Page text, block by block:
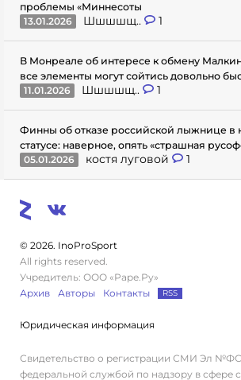
проблемы «Миннесоты
13.01.2026
Шшшшщ.. 1
В Монреале об интересе к обмену
все элементы могут сойтись довольно
11.01.2026
Шшшшщ.. 1
Финны об отказе российской лыжнице в
статусе: наверное, опять «страшная
05.01.2026
костя луговой 1
© 2026. InoProSport
All rights reserved.
Учредитель: ООО «Раре.Ру»
Архив
Авторы Контакты RSS
Юридическая информация
Свидетельство о регистрации СМИ Эл
федеральной службой по надзору в сфере